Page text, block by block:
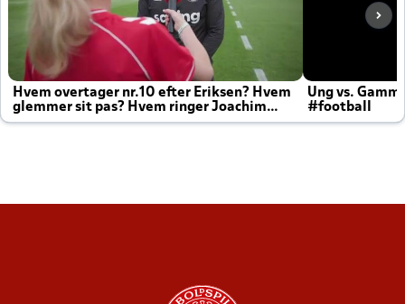
Hvem overtager nr.10 efter Eriksen? Hvem
glemmer sit pas? Hvem ringer Joachim
altid til efter kampe?
Ung vs.
#football